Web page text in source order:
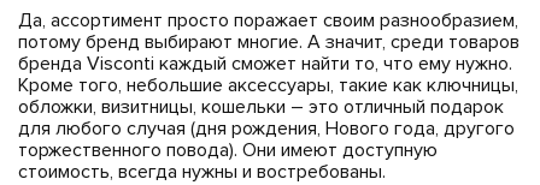
Да, ассортимент просто поражает своим разнообразием,
потому бренд выбирают многие. А значит, среди товаров
бренда Visconti каждый сможет найти то, что ему нужно.
Кроме того, небольшие аксессуары, такие как ключницы,
обложки, визитницы, кошельки – это отличный подарок
для любого случая (дня рождения, Нового года, другого
торжественного повода). Они имеют доступную
стоимость, всегда нужны и востребованы.